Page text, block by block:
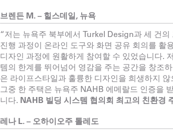
브렌든 M. – 힐스데일, 뉴욕
“저는 뉴욕주 북부에서 Turkel Design과 세 건
진행 과정이 온라인 도구와 화면 공유 회의를 활
디자인 과정에 원활하게 참여할 수 있었습니다.
템의 한계를 뛰어넘어 영감을 주는 공간을 창조
은 라이프스타일과 훌륭한 디자인을 희생하지
그중 한 주택은 뉴욕주 NAHB 에메랄드 인증을
니다. NAHB 빌딩 시스템 협의회 최고의 친환경
레나 L. – 오하이오주 톨레도